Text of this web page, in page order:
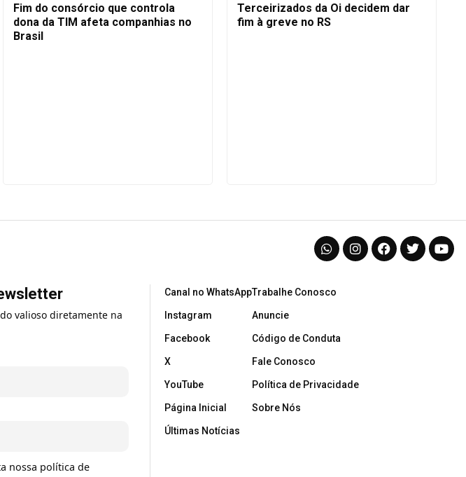
Fim do consórcio que controla
dona da TIM afeta companhias no
Brasil
Terceirizados da Oi decidem dar
fim à greve no RS
valioso diretamente na
nossa política de
Canal no WhatsApp
Instagram
Facebook
X
YouTube
Página Inicial
Últimas Notícias
Trabalhe Conosco
Anuncie
Código de Conduta
Fale Conosco
Política de Privacidade
Sobre Nós